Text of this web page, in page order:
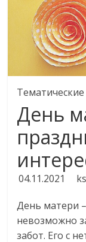
День
04.11.2021
День матери
невозможно
забот. Его с